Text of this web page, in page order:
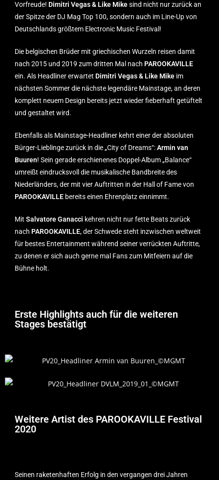
Vorfreude! Dimitri Vegas & Like Mikesind nicht nur zurück an
der Spitze der DJ Mag Top 100, sondern auch im Line-Up von
Deutschlands größtem Electronic Music Festival!
Die belgischen Brüder mit griechischen Wurzeln reisen damit
nach 2015 und 2019 zum dritten Mal nach PAROOKAVILLE
ein. Als Headliner erwartet Dimitri Vegas & Like Mike im
nächsten Sommer die nächste legendäre Mainstage, an deren
komplett neuem Design bereits jetzt wieder fieberhaft getüftelt
und gestaltet wird.
Ebenfalls als Mainstage-Headliner kehrt einer der absoluten
Bürger-Lieblinge zurück in die „City of Dreams“:Armin van
Buuren! Sein gerade erschienenes Doppel-Album „Balance“
umreißt eindrucksvoll die musikalische Bandbreite des
Niederländers, der mit vier Auftritten in der Hall of Fame von
PAROOKAVILLE bereits einen Ehrenplatz einnimmt.
Mit Salvatore Ganacci kehren nicht nur fette Beats zurück
nach PAROOKAVILLE, der Schwede steht inzwischen weltweit
für bestes Entertainment während seiner verrückten Auftritte,
zu denen er sich auch gerne mal Fans zum Mitfeiern auf die
Bühne holt.
Erste Highlights auch für die weiteren
Stages bestätigt
Weitere Artist des PAROOKAVILLE Festival
2020
Seinen raketenhaften Erfolg in den vergangen drei Jahren